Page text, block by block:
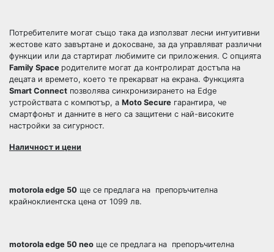
Потребителите могат също така да използват лесни интуитивни
жестове като завъртане и докосване, за да управляват различни
функции или да стартират любимите си приложения. С опцията
Family Space родителите могат да контролират достъпа на
децата и времето, което те прекарват на екрана. Функцията
Smart Connect позволява синхронизирането на Edge
устройствата с компютър, а Moto Secure гарантира, че
смартфонът и данните в него са защитени с най-високите
настройки за сигурност.
Наличност и цени
motorola edge 50 ще се предлага на препоръчителна
крайноклиентска цена от 1099 лв.
motorola edge 50 neo ще се предлага на препоръчителна